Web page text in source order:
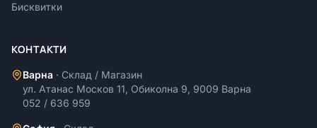
Бисквитки
КОНТАКТИ
Варна · Склад / Магазин
ул. Атанас Москов 11, Обиколна 9, 9009 Варна
052 / 636 959